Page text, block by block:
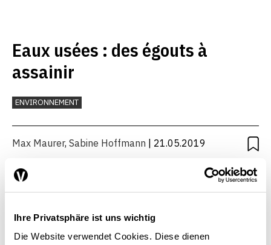
Ihre Privatsphäre ist uns wichtig
Die Website verwendet Cookies. Diese dienen
Eaux usées : des égouts à
assainir
ENVIRONNEMENT
Max Maurer, Sabine Hoffmann | 21.05.2019